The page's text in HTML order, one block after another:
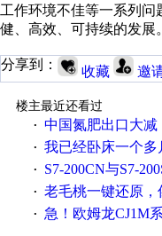
工作环境不佳等一系列
健、高效、可持续的发展。
分享到： 收藏 邀
楼主最近还看过
· 中国氮肥出口大减
· 我已经卧床一个多月了，是出去安装机械手在高速
· S7-200CN与S7-
· 老毛桃一键还原，傻瓜式操作一键轻松备份还原；程序为向导
· 急！欧姆龙CJ1M系列PLC,如何用时间控制变频器。要求时